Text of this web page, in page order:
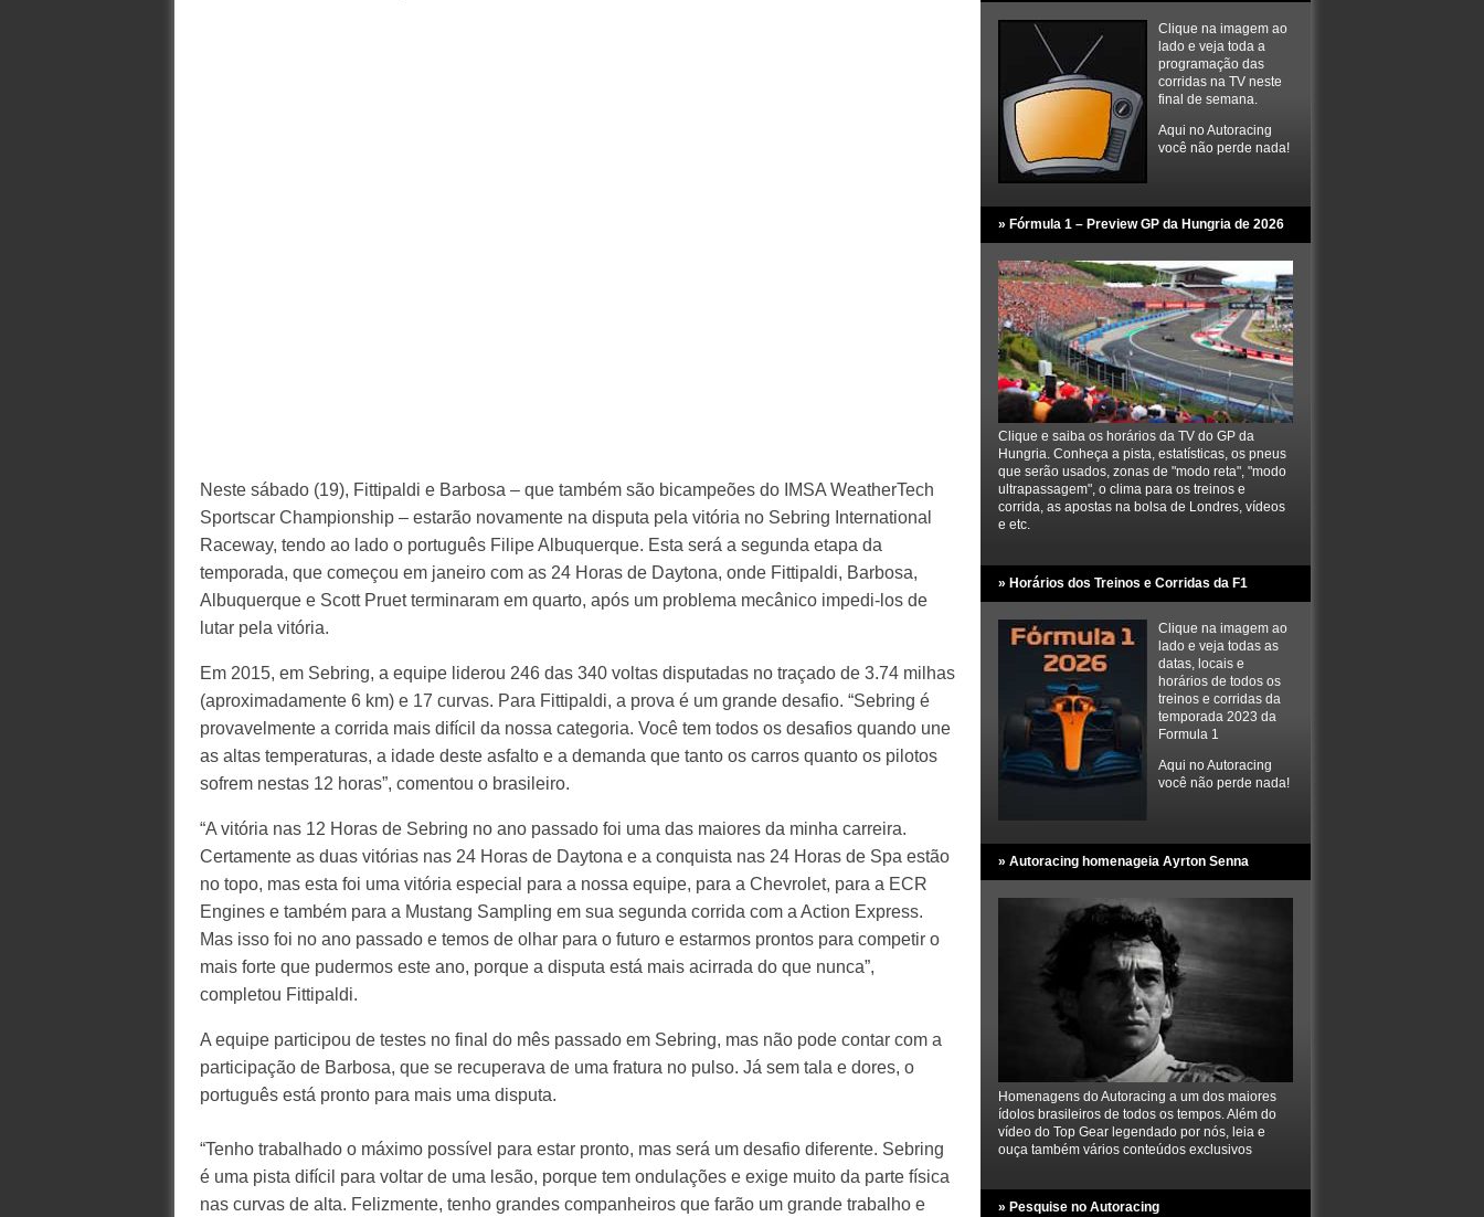
Neste sábado (19), Fittipaldi e Barbosa – que também são bicampeões do IMSA WeatherTech
Sportscar Championship – estarão novamente na disputa pela vitória no Sebring International
Raceway, tendo ao lado o português Filipe Albuquerque. Esta será a segunda etapa da
temporada, que começou em janeiro com as 24 Horas de Daytona, onde Fittipaldi, Barbosa,
Albuquerque e Scott Pruet terminaram em quarto, após um problema mecânico impedi-los de
lutar pela vitória.
Em 2015, em Sebring, a equipe liderou 246 das 340 voltas disputadas no traçado de 3.74 milhas
(aproximadamente 6 km) e 17 curvas. Para Fittipaldi, a prova é um grande desafio. “Sebring é
provavelmente a corrida mais difícil da nossa categoria. Você tem todos os desafios quando une
as altas temperaturas, a idade deste asfalto e a demanda que tanto os carros quanto os pilotos
sofrem nestas 12 horas”, comentou o brasileiro.
“A vitória nas 12 Horas de Sebring no ano passado foi uma das maiores da minha carreira.
Certamente as duas vitórias nas 24 Horas de Daytona e a conquista nas 24 Horas de Spa estão
no topo, mas esta foi uma vitória especial para a nossa equipe, para a Chevrolet, para a ECR
Engines e também para a Mustang Sampling em sua segunda corrida com a Action Express.
Mas isso foi no ano passado e temos de olhar para o futuro e estarmos prontos para competir o
mais forte que pudermos este ano, porque a disputa está mais acirrada do que nunca”,
completou Fittipaldi.
A equipe participou de testes no final do mês passado em Sebring, mas não pode contar com a
participação de Barbosa, que se recuperava de uma fratura no pulso. Já sem tala e dores, o
português está pronto para mais uma disputa.
“Tenho trabalhado o máximo possível para estar pronto, mas será um desafio diferente. Sebring
é uma pista difícil para voltar de uma lesão, porque tem ondulações e exige muito da parte física
nas curvas de alta. Felizmente, tenho grandes companheiros que farão um grande trabalho e
Clique na imagem ao
lado e veja toda a
programação das
corridas na TV neste
final de semana.
Aqui no Autoracing
você não perde nada!
» Fórmula 1 – Preview GP da Hungria de 2026
Clique e saiba os horários da TV do GP da
Hungria. Conheça a pista, estatísticas, os pneus
que serão usados, zonas de "modo reta", "modo
ultrapassagem", o clima para os treinos e
corrida, as apostas na bolsa de Londres, vídeos
e etc.
» Horários dos Treinos e Corridas da F1
Clique na imagem ao
lado e veja todas as
datas, locais e
horários de todos os
treinos e corridas da
temporada 2023 da
Formula 1
Aqui no Autoracing
você não perde nada!
» Autoracing homenageia Ayrton Senna
Homenagens do Autoracing a um dos maiores
ídolos brasileiros de todos os tempos. Além do
vídeo do Top Gear legendado por nós, leia e
ouça também vários conteúdos exclusivos
» Pesquise no Autoracing